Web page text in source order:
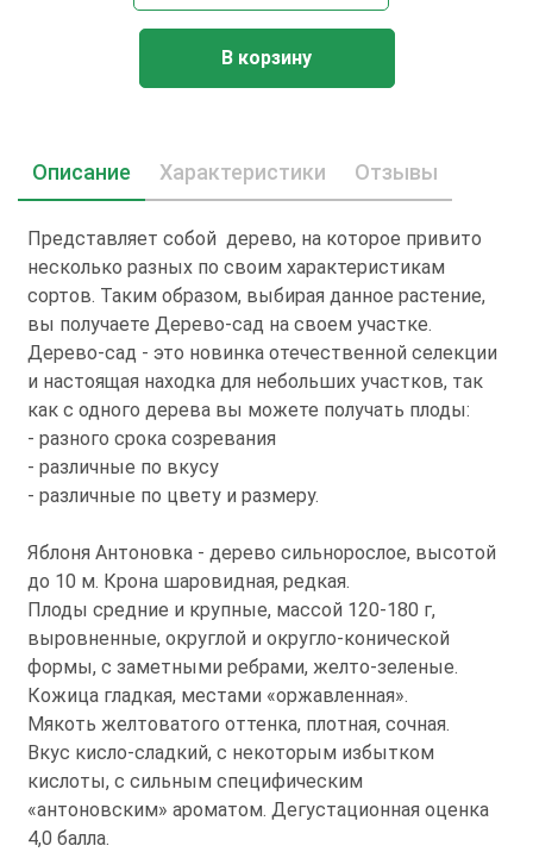
В корзину
Описание Характеристики Отзывы
Представляет собой дерево, на которое привито
несколько разных по своим характеристикам
сортов. Таким образом, выбирая данное растение,
вы получаете Дерево-сад на своем участке.
Дерево-сад - это новинка отечественной селекции
и настоящая находка для небольших участков, так
как с одного дерева вы можете получать плоды:
- разного срока созревания
- различные по вкусу
- различные по цвету и размеру.
Яблоня Антоновка - дерево сильнорослое, высотой
до 10 м. Крона шаровидная, редкая.
Плоды средние и крупные, массой 120-180 г,
выровненные, округлой и округло-конической
формы, с заметными ребрами, желто-зеленые.
Кожица гладкая, местами «оржавленная».
Мякоть желтоватого оттенка, плотная, сочная.
Вкус кисло-сладкий, с некоторым избытком
кислоты, с сильным специфическим
«антоновским» ароматом. Дегустационная оценка
4,0 балла.